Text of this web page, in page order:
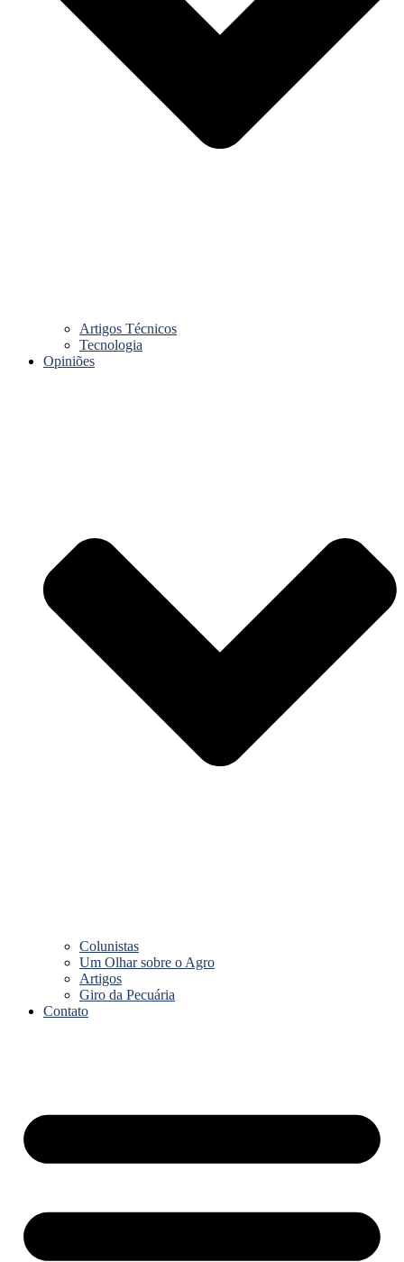
Artigos Técnicos
Tecnologia
Opiniões
Colunistas
Um Olhar sobre o Agro
Artigos
Giro da Pecuária
Contato